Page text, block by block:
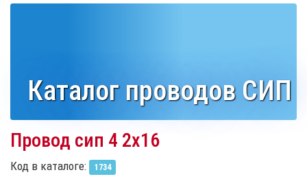
Каталог проводов СИП
Провод сип 4 2х16
Код в каталоге: 1734